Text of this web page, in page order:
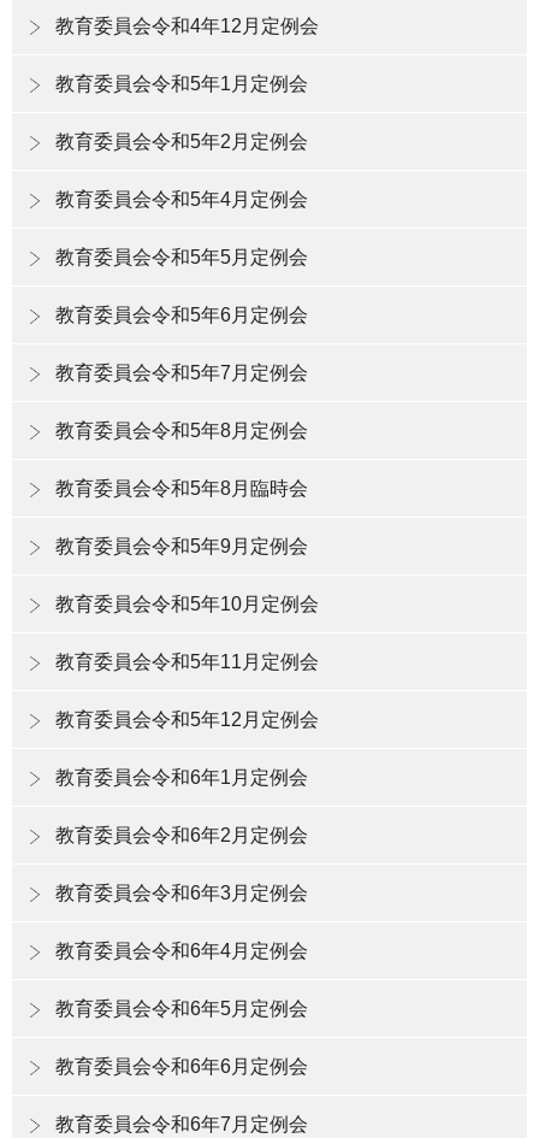
教育委員会令和4年12月定例会
教育委員会令和5年1月定例会
教育委員会令和5年2月定例会
教育委員会令和5年4月定例会
教育委員会令和5年5月定例会
教育委員会令和5年6月定例会
教育委員会令和5年7月定例会
教育委員会令和5年8月定例会
教育委員会令和5年8月臨時会
教育委員会令和5年9月定例会
教育委員会令和5年10月定例会
教育委員会令和5年11月定例会
教育委員会令和5年12月定例会
教育委員会令和6年1月定例会
教育委員会令和6年2月定例会
教育委員会令和6年3月定例会
教育委員会令和6年4月定例会
教育委員会令和6年5月定例会
教育委員会令和6年6月定例会
教育委員会令和6年7月定例会